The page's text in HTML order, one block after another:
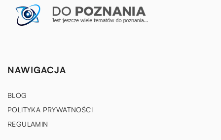
NAWIGACJA
BLOG
POLITYKA PRYWATNOŚCI
REGULAMIN